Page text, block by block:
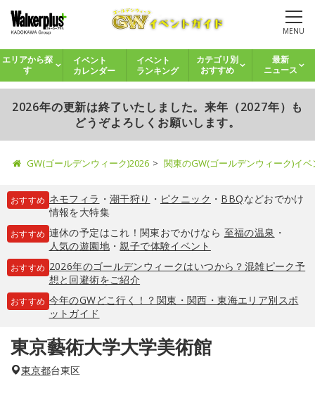
MENU
エリアから探
す
イベント
カレンダー
イベント
ランキング
カテゴリ別
おすすめ
最新
ニュース
2026年の更新は終了いたしました。来年（2027年）も
どうぞよろしくお願いします。
GW(ゴールデンウィーク)2026 関東のGW(ゴールデンウィーク)イ
おすすめ ネモフィラ ・ 潮干狩り ・ ピクニック ・ BBQなどおでかけ
情報を大特集
おすすめ 連休の予定はこれ！関東おでかけなら 至福の温泉 ・
人気の遊園地・親子で体験イベント
おすすめ 2026年のゴールデンウィークはいつから？混雑ピーク予
想と回避術をご紹介
おすすめ 今年のGWどこ行く！？関東・関西・東海エリア別スポ
ットガイド
東京藝術大学大学美術館
東京都台東区